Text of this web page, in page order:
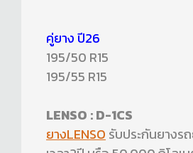
คู่ยาง ปี26
195/50 R15
195/55 R15
LENSO : D-1CS
ยางLENSOรับประกันยางร